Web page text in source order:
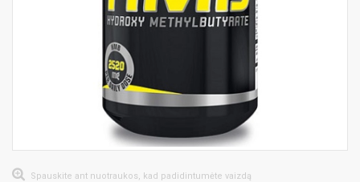
Spauskite ant nuotraukos, kad padidintumėte vaizdą